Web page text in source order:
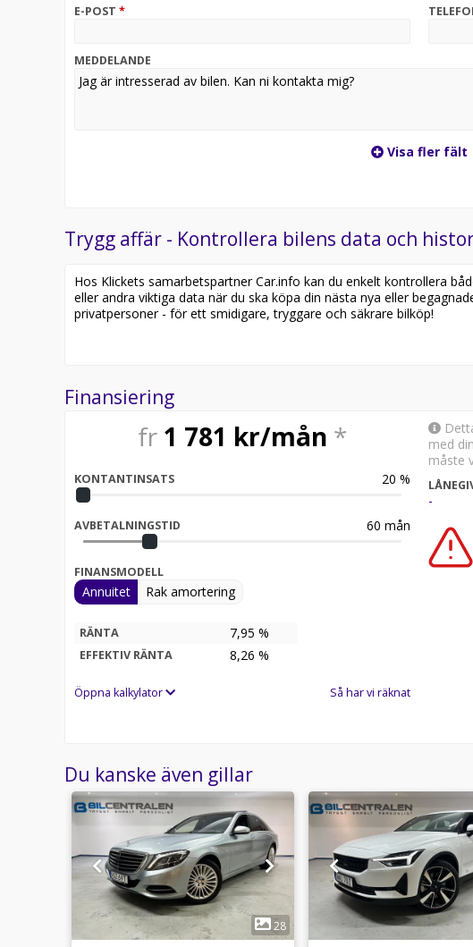
E-POST *
MEDDELANDE
Visa fler fält
Trygg affär - Kontrollera bilens data och
Hos Klickets samarbetspartner Car.info kan du enkelt kontrollera
eller andra viktiga data när du ska köpa din nästa nya eller
privatpersoner - för ett smidigare, tryggare och säkrare bilköp!
Finansiering
fr 1 781 kr/mån *
KONTANTINSATS 20 %
AVBETALNINGSTID 60 mån
FINANSMODELL
Annuitet Rak amortering
RÄNTA 7,95 %
EFFEKTIV RÄNTA 8,26 %
Öppna kalkylator Så har vi räknat
med
måste
-
Du kanske även gillar
1
28
1